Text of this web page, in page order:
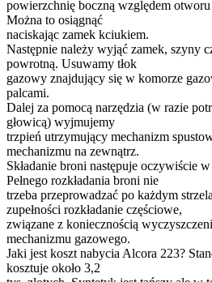
powierzchnię boczną względem
Można to osiągnąć
naciskając zamek kciukiem.
Następnie należy wyjąć zamek, szyny
powrotną. Usuwamy tłok
gazowy znajdujący się w komorze
palcami.
Dalej za pomocą narzędzia (w razie
głowicą) wyjmujemy
trzpień utrzymujący mechanizm
mechanizmu na zewnątrz.
Składanie broni następuje oczywiście
Pełnego rozkładania broni nie
trzeba przeprowadzać po każdym
zupełności rozkładanie częściowe,
związane z koniecznością
mechanizmu gazowego.
Jaki jest koszt nabycia Alcora 223?
kosztuje około 3,2